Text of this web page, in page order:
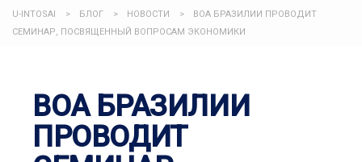
U-INTOSAI > БЛОГ > НОВОСТИ >
ВОА БРАЗИЛИИ ПРОВОДИТ
СЕМИНАР, ПОСВЯЩЕННЫЙ ВОПРОСАМ ЭКОНОМИКИ
ВОА БРАЗИЛИИ
ПРОВОДИТ